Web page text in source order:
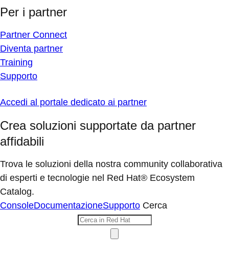
Per i partner
Partner Connect
Diventa partner
Training
Supporto
Accedi al portale dedicato ai partner
Crea soluzioni supportate da partner
affidabili
Trova le soluzioni della nostra community collaborativa
di esperti e tecnologie nel Red Hat® Ecosystem
Catalog.
ConsoleDocumentazioneSupporto Cerca